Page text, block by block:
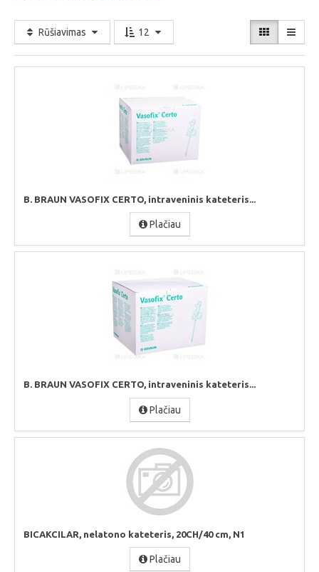
Rūšiavimas 12
B. BRAUN VASOFIX CERTO, intraveninis kateteris...
Plačiau
B. BRAUN VASOFIX CERTO, intraveninis kateteris...
Plačiau
BICAKCILAR, nelatono kateteris, 20CH/40 cm, N1
Plačiau